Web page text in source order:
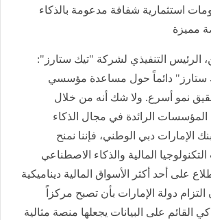
استثمارية شفافة مدعومة بالذكاء
مميزة
الرئيس التنفيذي لشركة "تيك ستارز":
ستارز" دائماً حول مساعدة مؤسسي
نمو أسرع. ولا شك أنه من خلال
الرائدة في مجال الذكاء
الإمارات دبي الوطني، فإننا نمنح
المالية والذكاء الاصطناعي
على أحد أكثر الأسواق المالية ديناميكية
دولة الإمارات بأن تصبح مركزاً
القائم على البيانات يجعلها منصة مثالية